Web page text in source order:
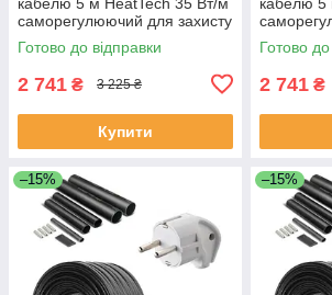
саморегулюючий для захисту
труб водостоку даху
Готово до відправки
2 741 ₴ 3 225 ₴
Купити
покрівлі
Готово до
2 741 ₴
–15% –15%